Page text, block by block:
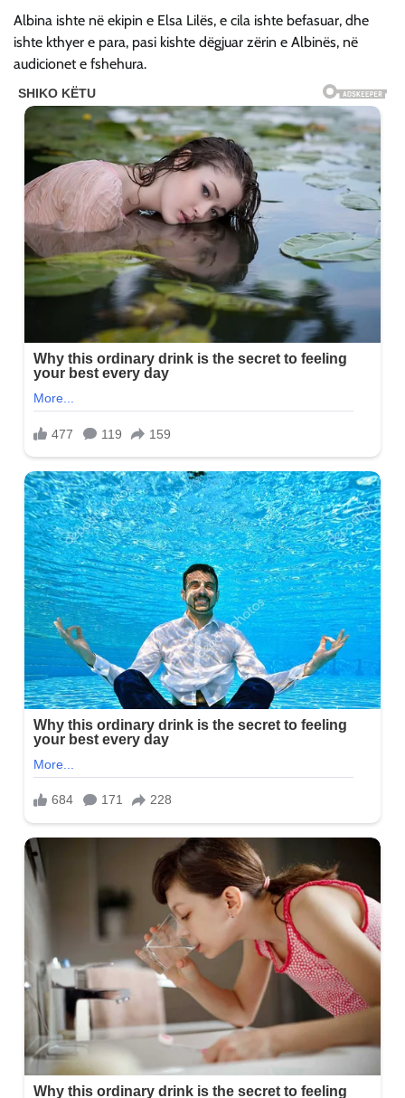
Albina ishte në ekipin e Elsa Lilës, e cila ishte befasuar, dhe
ishte kthyer e para, pasi kishte dëgjuar zërin e Albinës, në
audicionet e fshehura.